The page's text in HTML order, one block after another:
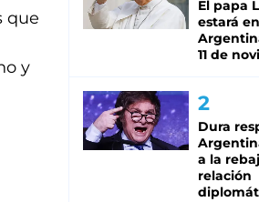
que
y
El papa
estará
11 de
Dura
a la
relación